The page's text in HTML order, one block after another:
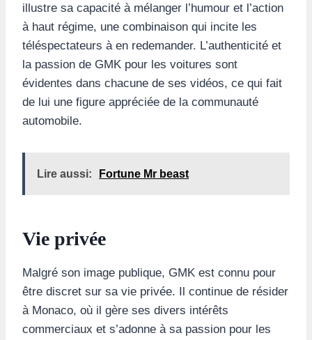
illustre sa capacité à mélanger l’humour et l’action
à haut régime, une combinaison qui incite les
téléspectateurs à en redemander. L’authenticité et
la passion de GMK pour les voitures sont
évidentes dans chacune de ses vidéos, ce qui fait
de lui une figure appréciée de la communauté
automobile.
Lire aussi: Fortune Mr beast
Vie privée
Malgré son image publique, GMK est connu pour
être discret sur sa vie privée. Il continue de résider
à Monaco, où il gère ses divers intérêts
commerciaux et s’adonne à sa passion pour les